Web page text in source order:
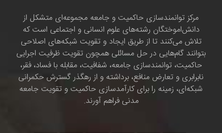
مرکز توانمندسازی حاکمیت و جامعه مجموعه‌ای متشکل از
دانش‌اموختگان رشته‌های علوم انسانی و اجتماعی است که
تلاش می‌کنند تا از طریق ایجاد و تقویت شبکه‌های اصلاحی
بتوانند گام‌هایی در حل مسائلی همچون تقویت ظرفیت اجرایی
حاکمیت، توانمندسازی جامعه، شفافیت، مقابله با فساد، فقر،
نابرابری و تعارض منافع، برداشته و از رهگذر گسترش حکمرانی
شبکه‌ای، زمینه را برای کارآمدسازی حاکمیت و تقویت جامعه
مدنی فراهم آورند.